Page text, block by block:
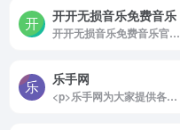
开开无损音乐免费音乐
开开无损音乐免费音乐官网，开开无损音乐网是一个无损音乐下载，无损音乐免费下载，mp3音乐免费音乐下载的网站，抖音热门音乐下载，为广大音乐爱好者和抖音创作者提供免费音乐素材交流分享的平台。
乐手网
<p>乐手网为大家提供各类乐器曲谱，包括：鼓谱、吉他谱、钢琴谱、尤克里里谱、贝斯谱、古筝谱、简谱、非洲鼓谱、葫芦丝谱等；与音乐爱好者们相互学习、相互交流、共同进步。</p>